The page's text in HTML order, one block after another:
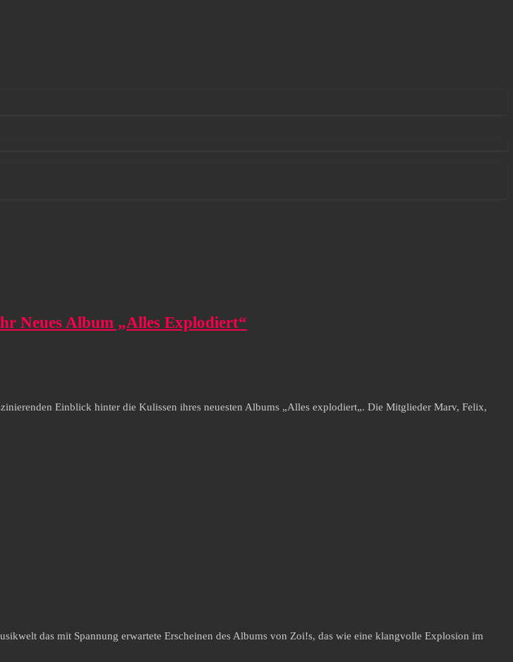
Neues Album „Alles Explodiert“
Einblick hinter die Kulissen ihres neuesten Albums „Alles explodiert„. Die Mitglieder Marv, Felix,
das mit Spannung erwartete Erscheinen des Albums von Zoi!s, das wie eine klangvolle Explosion im